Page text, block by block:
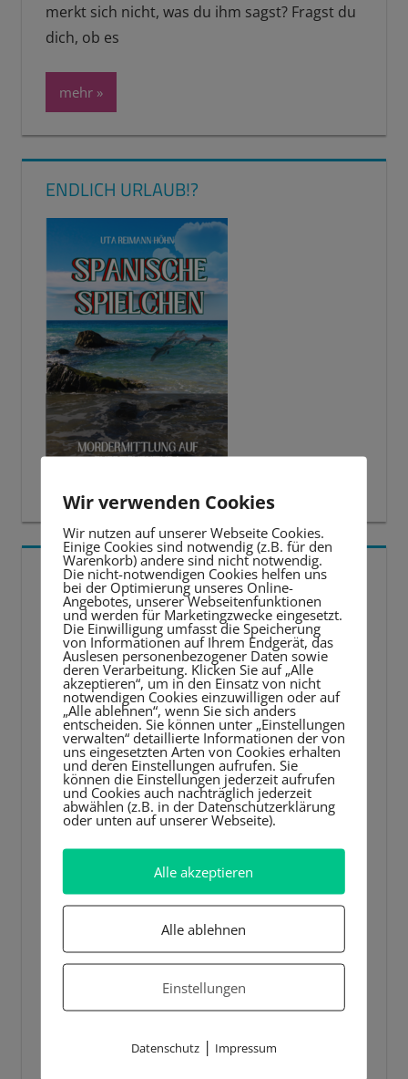
merkt sich nicht, was du ihm sagst? Fragst du
dich, ob es
mehr
ENDLICH URLAUB!?
5 BESTE LERNTIPPS
Video-
Player
Wir verwenden Cookies
Wir nutzen auf unserer Webseite Cookies.
Einige Cookies sind notwendig (z.B. für den
Warenkorb) andere sind nicht notwendig.
Die nicht-notwendigen Cookies helfen uns
bei der Optimierung unseres Online-
Angebotes, unserer Webseitenfunktionen
und werden für Marketingzwecke eingesetzt.
Die Einwilligung umfasst die Speicherung
von Informationen auf Ihrem Endgerät, das
Auslesen personenbezogener Daten sowie
deren Verarbeitung. Klicken Sie auf „Alle
akzeptieren“, um in den Einsatz von nicht
notwendigen Cookies einzuwilligen oder auf
„Alle ablehnen“, wenn Sie sich anders
entscheiden. Sie können unter „Einstellungen
verwalten“ detaillierte Informationen der von
uns eingesetzten Arten von Cookies erhalten
und deren Einstellungen aufrufen. Sie
können die Einstellungen jederzeit aufrufen
und Cookies auch nachträglich jederzeit
abwählen (z.B. in der Datenschutzerklärung
oder unten auf unserer Webseite).
Alle akzeptieren
Alle ablehnen
Einstellungen
Datenschutz| Impressum